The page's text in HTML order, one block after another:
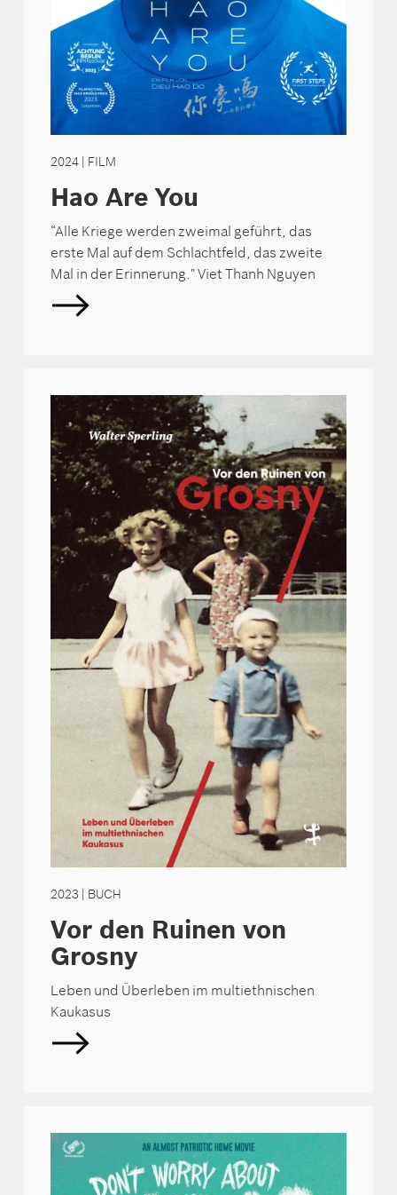
2024 | FILM
Hao Are You
“Alle Kriege werden zweimal geführt, das
erste Mal auf dem Schlachtfeld, das zweite
Mal in der Erinnerung." Viet Thanh Nguyen
2023 | BUCH
Vor den Ruinen von
Grosny
Leben und Überleben im multiethnischen
Kaukasus